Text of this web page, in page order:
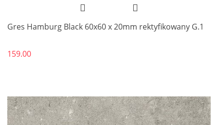
Gres Hamburg Black 60x60 x 20mm rektyfikowany G.1
159.00